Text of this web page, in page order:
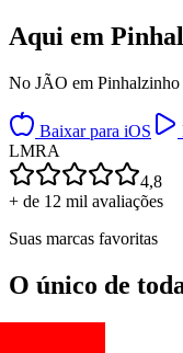
Aqui em
No JÃO em Pinhalzinho
Baixar para iOS
LMRA
4,8
+ de 12 mil avaliações
Suas marcas favoritas
O único de